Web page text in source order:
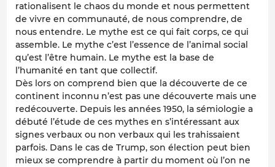
rationalisent le chaos du monde et nous permettent
de vivre en communauté, de nous comprendre, de
nous entendre. Le mythe est ce qui fait corps, ce qui
assemble. Le mythe c’est l’essence de l’animal social
qu’est l’être humain. Le mythe est la base de
l’humanité en tant que collectif.
Dès lors on comprend bien que la découverte de ce
continent inconnu n’est pas une découverte mais une
redécouverte. Depuis les années 1950, la sémiologie a
débuté l’étude de ces mythes en s’intéressant aux
signes verbaux ou non verbaux qui les trahissaient
parfois. Dans le cas de Trump, son élection peut bien
mieux se comprendre à partir du moment où l’on ne